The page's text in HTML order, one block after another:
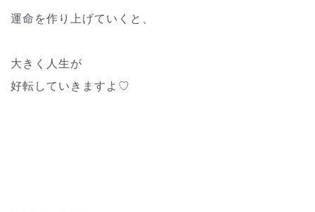
運命を作り上げていくと、
大きく人生が
好転していきますよ♡